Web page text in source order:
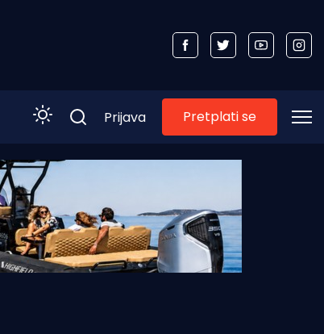
Prijava Pretplati se